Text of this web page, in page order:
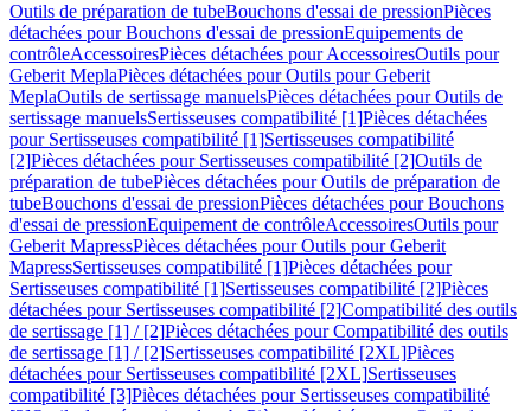
Outils de préparation de tubeBouchons d'essai de pressionPièces
détachées pour Bouchons d'essai de pressionEquipements de
contrôleAccessoiresPièces détachées pour AccessoiresOutils pour
Geberit MeplaPièces détachées pour Outils pour Geberit
MeplaOutils de sertissage manuelsPièces détachées pour Outils de
sertissage manuelsSertisseuses compatibilité [1]Pièces détachées
pour Sertisseuses compatibilité [1]Sertisseuses compatibilité
[2]Pièces détachées pour Sertisseuses compatibilité [2]Outils de
préparation de tubePièces détachées pour Outils de préparation de
tubeBouchons d'essai de pressionPièces détachées pour Bouchons
d'essai de pressionEquipement de contrôleAccessoiresOutils pour
Geberit MapressPièces détachées pour Outils pour Geberit
MapressSertisseuses compatibilité [1]Pièces détachées pour
Sertisseuses compatibilité [1]Sertisseuses compatibilité [2]Pièces
détachées pour Sertisseuses compatibilité [2]Compatibilité des outils
de sertissage [1] / [2]Pièces détachées pour Compatibilité des outils
de sertissage [1] / [2]Sertisseuses compatibilité [2XL]Pièces
détachées pour Sertisseuses compatibilité [2XL]Sertisseuses
compatibilité [3]Pièces détachées pour Sertisseuses compatibilité